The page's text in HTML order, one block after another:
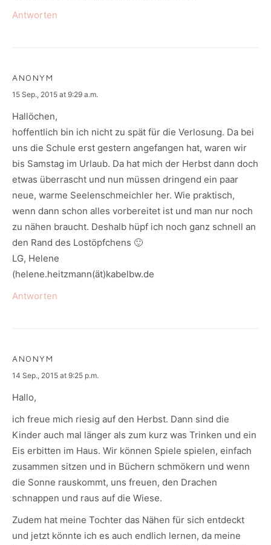
Antworten
ANONYM
says:
15 Sep., 2015 at 9:29 a.m.
Hallöchen,
hoffentlich bin ich nicht zu spät für die Verlosung. Da bei
uns die Schule erst gestern angefangen hat, waren wir
bis Samstag im Urlaub. Da hat mich der Herbst dann doch
etwas überrascht und nun müssen dringend ein paar
neue, warme Seelenschmeichler her. Wie praktisch,
wenn dann schon alles vorbereitet ist und man nur noch
zu nähen braucht. Deshalb hüpf ich noch ganz schnell an
den Rand des Lostöpfchens 🙂
LG, Helene
(helene.heitzmann(ät)kabelbw.de
Antworten
ANONYM
says:
14 Sep., 2015 at 9:25 p.m.
Hallo,
ich freue mich riesig auf den Herbst. Dann sind die
Kinder auch mal länger als zum kurz was Trinken und ein
Eis erbitten im Haus. Wir können Spiele spielen, einfach
zusammen sitzen und in Büchern schmökern und wenn
die Sonne rauskommt, uns freuen, den Drachen
schnappen und raus auf die Wiese.
Zudem hat meine Tochter das Nähen für sich entdeckt
und jetzt könnte ich es auch endlich lernen, da meine